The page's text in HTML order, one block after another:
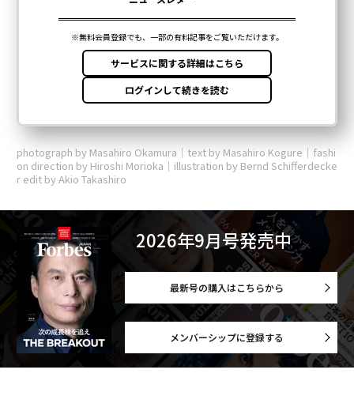
photograph by Masahiro Okamura｜text by Masahiro Kogure｜fashi
on direction by Hiroshi Morioka｜illustration by Bernd Schifferdecke
r edit by Akio Takashiro
2026年9月号発売中
最新号の購入はこちらから
メンバーシップに登録する